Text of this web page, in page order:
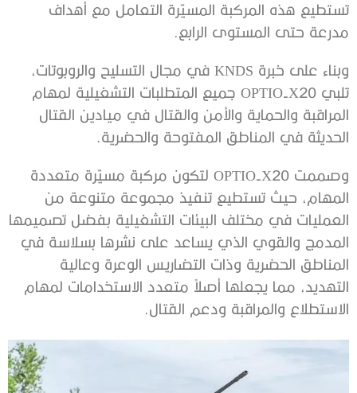
تستطيع هذه المركبة المسيّرة التعامل مع أهداف
مدرعة حتى المستوى الرابع.
وبناء على خبرة KNDS في مجال التسليح والروبوتات،
تلبي OPTIO-X20 جميع المتطلبات التشغيلية لمهام
المراقبة والحماية والأمن والقتال في ميادين القتال
الحديثة في المناطق المفتوحة والحضرية.
وصممت OPTIO-X20 لتكون مركبة مسيّرة متعددة
المهام، حيث تستطيع تنفيذ مجموعة متنوعة من
العمليات في مختلف البيئات التشغيلية بفضل تصميمها
المدمج والقوي الذي يساعد على نشرها بسلاسة في
المناطق الحضرية وذات التضاريس الوعرة وعالية
التهديد، مما يجعلها أصلاً متعدد الاستخدامات لمهام
الاستطلاع والمراقبة ودعم القتال.